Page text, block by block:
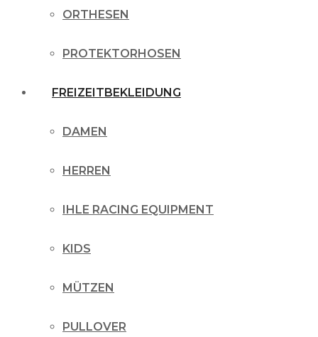
ORTHESEN
PROTEKTORHOSEN
FREIZEITBEKLEIDUNG
DAMEN
HERREN
IHLE RACING EQUIPMENT
KIDS
MÜTZEN
PULLOVER